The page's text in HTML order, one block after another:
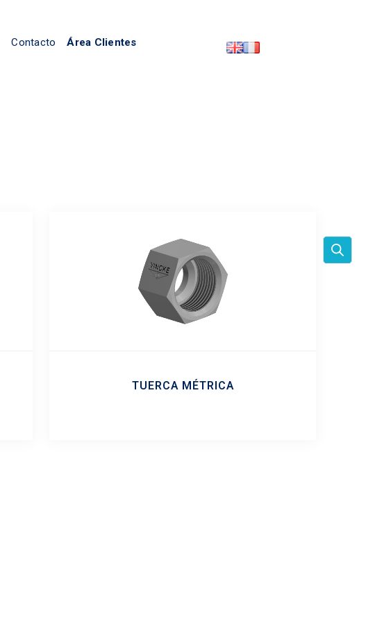
Contacto Área Clientes
TUERCA MÉTRICA